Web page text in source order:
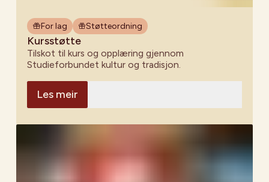
For lag Støtteordning
Kursstøtte
Tilskot til kurs og opplæring gjennom
Studieforbundet kultur og tradisjon.
Les meir